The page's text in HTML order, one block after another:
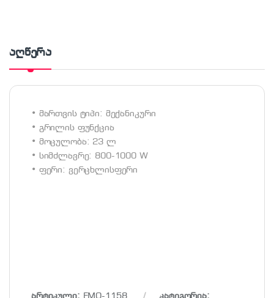
აღწერა
• მართვის ტიპი: მექანიკური
• გრილის ფუნქცია
• მოცულობა: 23 ლ
• სიმძლავრე: 800-1000 W
• ფერი: ვერცხლისფერი
არტიკული: FMO-1158
კატეგორია: